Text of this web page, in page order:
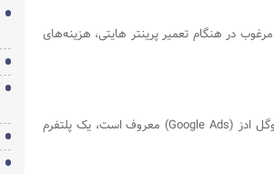
در هنگام تعمیر پرینتر هایتی، هزینه‌های
گوگل ادوردز (Google AdWords) که با نام مخفف گوگل ادز (Google Ads) معروف است، یک پلتفرم